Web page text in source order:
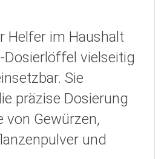
Helfer im Haushalt
vielseitig
Sie
präzise Dosierung
von Gewürzen,
und